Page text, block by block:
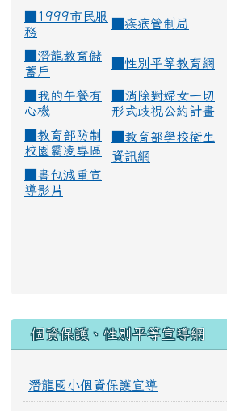
■1999市民服
務
疾病管制局
潛龍教育儲
蓄戶
性別平等教育網
我的午餐有
心機
消除對婦女一切
形式歧視公約計畫
教育部防制
校園霸凌專區
教育部學校衛生
資訊網
書包減重宣
導影片
個資保護、性別平等宣導網
潛龍國小個資保護宣導